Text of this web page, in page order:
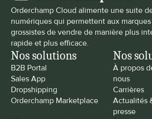
Orderchamp Cloud alimente une suite
numériques qui permettent aux
grossistes de vendre de manière plus
rapide et plus efficace.
Nos solutions
B2B Portal
Sales App
Dropshipping
Orderchamp Marketplace
Nos
À propos
nous
Carrières
Actualités
presse